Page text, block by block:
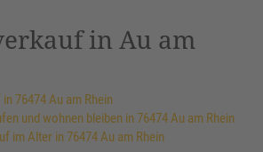
in Au am
76474 Au am Rhein
und wohnen bleiben in 76474 Au am Rhein
im Alter in 76474 Au am Rhein